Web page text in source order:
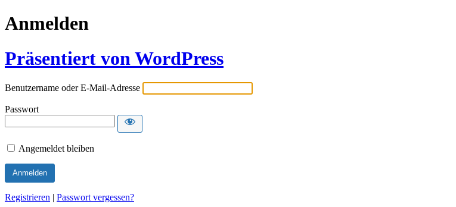
Anmelden
Präsentiert von WordPress
Benutzername oder E-Mail-Adresse
Passwort
Angemeldet bleiben
Alternative:
Registrieren | Passwort vergessen?